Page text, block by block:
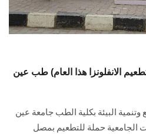
الخريجين
الان
الانفلونزا هذا العام) طب عين
البيئة بكلية الطب جامعة عين
حملة للتطعيم بمصل